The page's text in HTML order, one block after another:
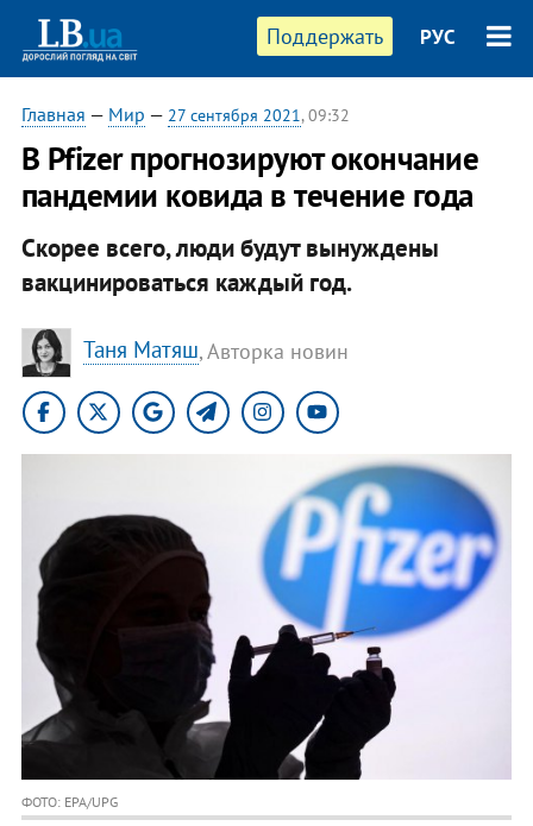
Поддержать РУС
Главная — Мир — 27 сентября 2021, 09:32
​В Pfizer прогнозируют окончание
пандемии ковида в течение года
Скорее всего, люди будут вынуждены
вакцинироваться каждый год.
Таня Матяш, Авторка новин
ФОТО: EPA/UPG